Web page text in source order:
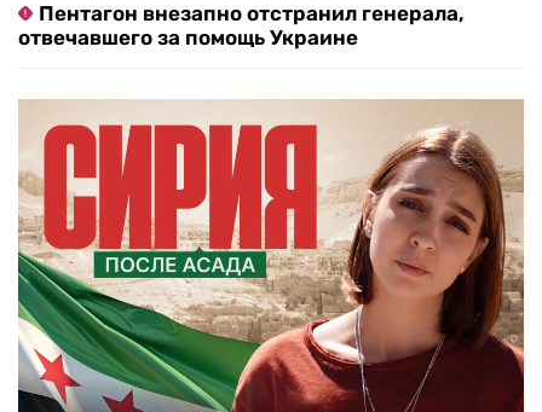
Пентагон внезапно отстранил генерала,
отвечавшего за помощь Украине